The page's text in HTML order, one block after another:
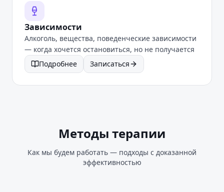
Зависимости
Алкоголь, вещества, поведенческие зависимости
— когда хочется остановиться, но не получается
Подробнее
Записаться
Методы терапии
Как мы будем работать — подходы с доказанной
эффективностью